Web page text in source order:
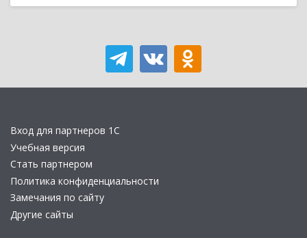
Вход для партнеров 1С
Учебная версия
Стать партнером
Политика конфиденциальности
Замечания по сайту
Другие сайты